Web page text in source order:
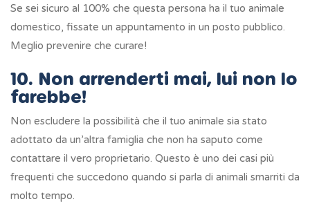
Se sei sicuro al 100% che questa persona ha il tuo animale
domestico, fissate un appuntamento in un posto pubblico.
Meglio prevenire che curare!
10. Non arrenderti mai, lui non lo
farebbe!
Non escludere la possibilità che il tuo animale sia stato
adottato da un’altra famiglia che non ha saputo come
contattare il vero proprietario. Questo è uno dei casi più
frequenti che succedono quando si parla di animali smarriti da
molto tempo.